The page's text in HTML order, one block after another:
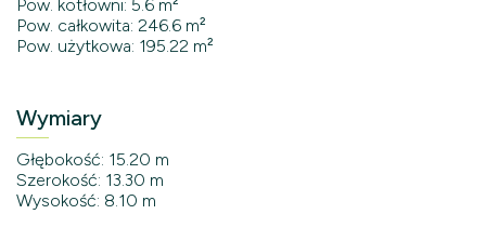
Pow. kotłowni: 5.6 m²
Pow. całkowita: 246.6 m²
Pow. użytkowa: 195.22 m²
Wymiary
Głębokość: 15.20 m
Szerokość: 13.30 m
Wysokość: 8.10 m